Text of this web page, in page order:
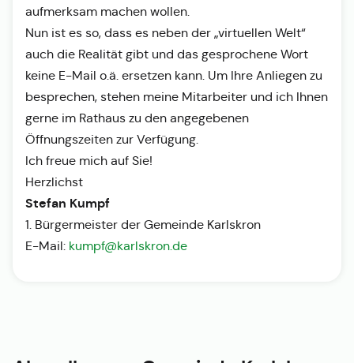
aufmerksam machen wollen.
Nun ist es so, dass es neben der „virtuellen Welt“
auch die Realität gibt und das gesprochene Wort
keine E-Mail o.ä. ersetzen kann. Um Ihre Anliegen zu
besprechen, stehen meine Mitarbeiter und ich Ihnen
gerne im Rathaus zu den angegebenen
Öffnungszeiten zur Verfügung.
Ich freue mich auf Sie!
Herzlichst
Stefan Kumpf
1. Bürgermeister der Gemeinde Karlskron
E-Mail: kumpf@karlskron.de